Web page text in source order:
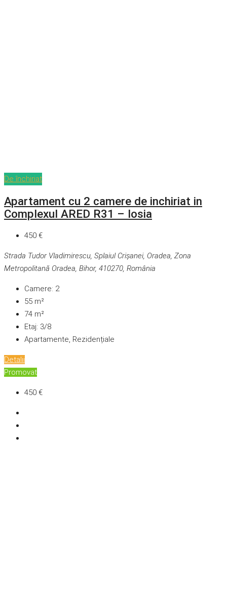
De închiriat
Apartament cu 2 camere de inchiriat in
Complexul ARED R31 – Iosia
450 €
Strada Tudor Vladimirescu, Splaiul Crișanei, Oradea, Zona
Metropolitană Oradea, Bihor, 410270, România
Camere: 2
55 m²
74 m²
Etaj: 3/8
Apartamente, Rezidențiale
Detalii
Promovat
450 €